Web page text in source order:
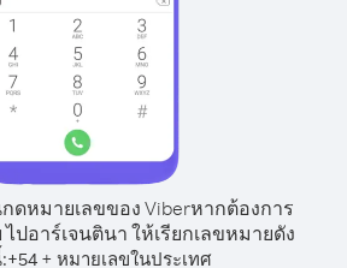
ดหมายเลขของ Viberหากต้องการ
ปอาร์เจนตินา ให้เรียกเลขหมายดัง
+54+ หมายเลขในประเทศ